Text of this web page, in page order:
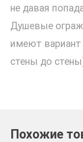
не давая
Душевые
имеют вариант
стены до
Похожие